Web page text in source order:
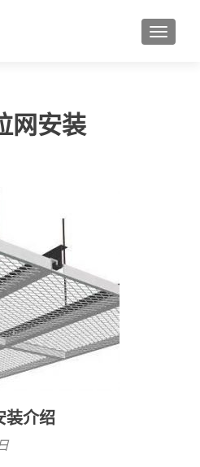
MENU
网安装
装介绍